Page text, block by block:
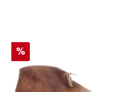
Rabatt
%